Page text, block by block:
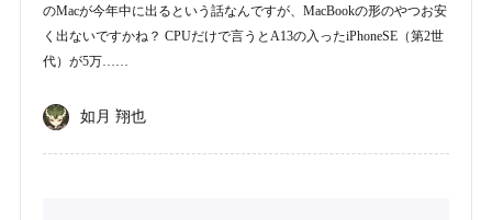
のMacが今年中に出るという話なんですが、MacBookの形のやつお安
く出ないですかね？ CPUだけで言うとA13の入ったiPhoneSE（第2世
代）が5万……
如月 翔也